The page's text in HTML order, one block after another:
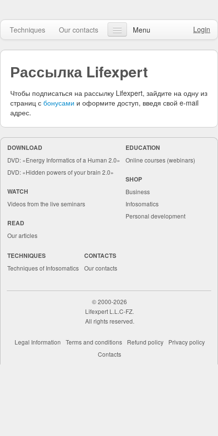
Login
Techniques Our contacts
Menu
Our articles
FAQ
Online course
Watch video
Search
Рассылка Lifexpert
Чтобы подписаться на рассылку Lifexpert, зайдите на одну из
страниц с бонусами и оформите доступ, введя свой e-mail
адрес.
DOWNLOAD
DVD: «Energy Informatics of a Human 2.0»
DVD: «Hidden powers of your brain 2.0»
WATCH
Videos from the live seminars
READ
Our articles
EDUCATION
Online courses (webinars)
SHOP
Business
Infosomatics
Personal development
TECHNIQUES
Techniques of Infosomatics
CONTACTS
Our contacts
©2000-2026
Lifexpert L.L.C-FZ.
All rights reserved.
Legal Information Terms and conditions Refund policy
Privacy policy
Contacts